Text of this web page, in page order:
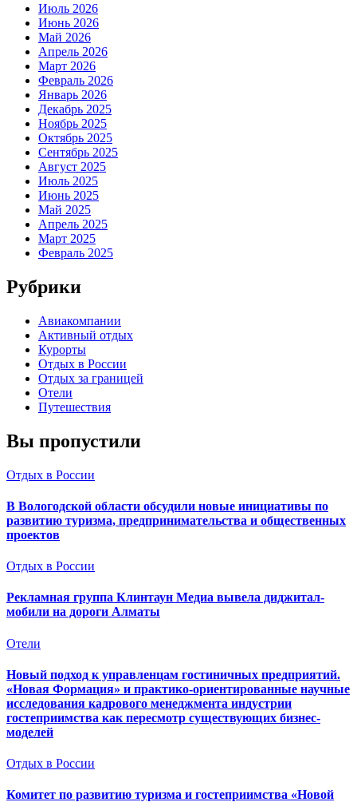
Июль 2026
Июнь 2026
Май 2026
Апрель 2026
Март 2026
Февраль 2026
Январь 2026
Декабрь 2025
Ноябрь 2025
Октябрь 2025
Сентябрь 2025
Август 2025
Июль 2025
Июнь 2025
Май 2025
Апрель 2025
Март 2025
Февраль 2025
Рубрики
Авиакомпании
Активный отдых
Курорты
Отдых в России
Отдых за границей
Отели
Путешествия
Вы пропустили
Отдых в России
В Вологодской области обсудили новые инициативы по
развитию туризма, предпринимательства и общественных
проектов
Отдых в России
Рекламная группа Клинтаун Медиа вывела диджитал-
мобили на дороги Алматы
Отели
Новый подход к управленцам гостиничных предприятий.
«Новая Формация» и практико-ориентированные научные
исследования кадрового менеджмента индустрии
гостеприимства как пересмотр существующих бизнес-
моделей
Отдых в России
Комитет по развитию туризма и гостеприимства «Новой